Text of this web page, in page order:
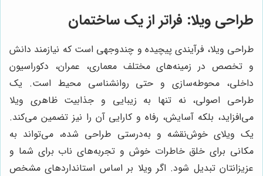
طراحی ویلا: فراتر از یک ساختمان
طراحی ویلا، فرآیندی پیچیده و چندوجهی است که نیازمند دانش
و تخصص در زمینه‌های مختلف معماری، عمران، دکوراسیون
داخلی، محوطه‌سازی و حتی روانشناسی محیط است. یک
طراحی اصولی، نه تنها به زیبایی و جذابیت ظاهری ویلا
می‌افزاید، بلکه آسایش، رفاه و کارایی آن را نیز تضمین می‌کند.
یک ویلای خوش‌نقشه و به‌درستی طراحی شده، می‌تواند به
مکانی برای خلق خاطرات خوش و تجربه‌های ناب برای شما و
عزیزانتان تبدیل شود. اگر ویلا بر اساس استانداردهای مشخص